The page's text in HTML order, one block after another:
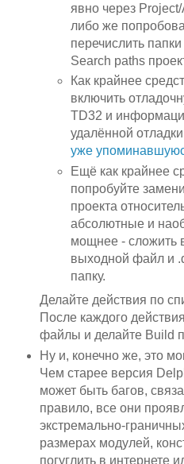
явно через
либо же
перечислить
Search paths
Как крайнее
включить
TD32 и
удалённой
уже
Ещё как крайнее
попробуйте
проекта
абсолютные и
мощнее - сложить
выходной файл и
папку.
Делайте действия по
После каждого
файлы и делайте Build
Ну и, конечно же, это
Чем старее версия
может быть багов,
правило, все они
экстремально-
размерах модулей,
погуглить в интернете